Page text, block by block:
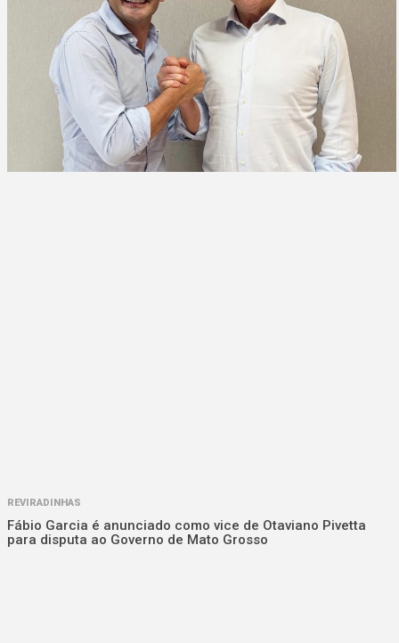
REVIRADINHAS
Fábio Garcia é anunciado como vice de Otaviano Pivetta
para disputa ao Governo de Mato Grosso